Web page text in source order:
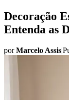
Decoração
Entenda as
porMarcelo Assis|